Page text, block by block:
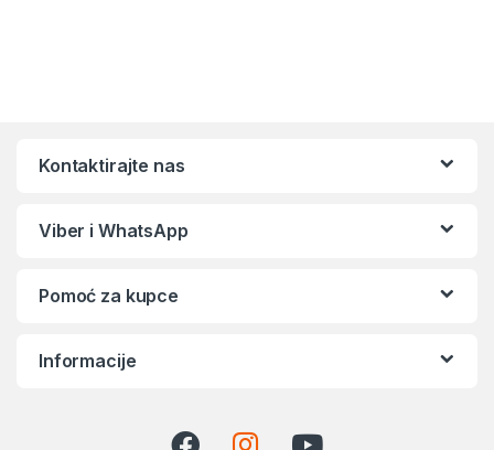
Kontaktirajte nas
Viber i WhatsApp
Pomoć za kupce
Informacije